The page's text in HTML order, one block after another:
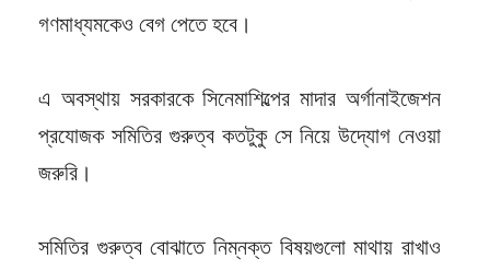
গণমাধ্যমকেও বেগ পেতে হবে।
এ অবস্থায় সরকারকে সিনেমাশিল্পের মাদার অর্গানাইজেশন
প্রযোজক সমিতির গুরুত্ব কতটুকু সে নিয়ে উদ্যোগ নেওয়া
জরুরি।
সমিতির গুরুত্ব বোঝাতে নিম্নক্ত বিষয়গুলো মাথায় রাখাও